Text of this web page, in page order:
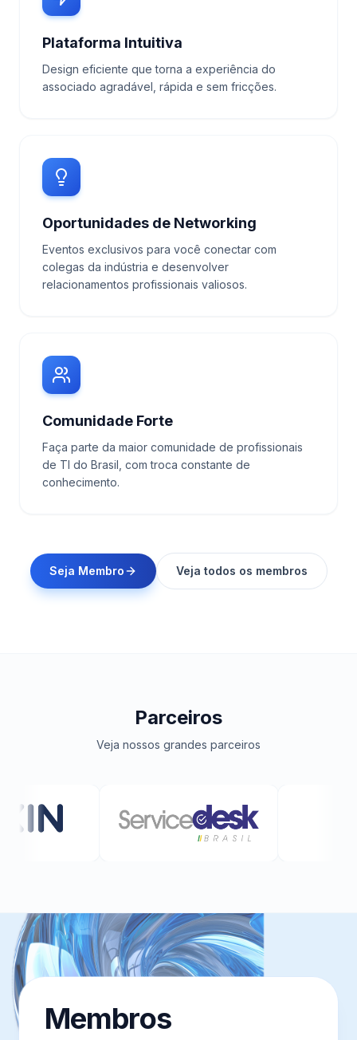
Plataforma Intuitiva
Design eficiente que torna a experiência do
associado agradável, rápida e sem fricções.
Oportunidades de Networking
Eventos exclusivos para você conectar com
colegas da indústria e desenvolver
relacionamentos profissionais valiosos.
Comunidade Forte
Faça parte da maior comunidade de profissionais
de TI do Brasil, com troca constante de
conhecimento.
Seja Membro Veja todos os membros
Parceiros
Veja nossos grandes parceiros
Membros